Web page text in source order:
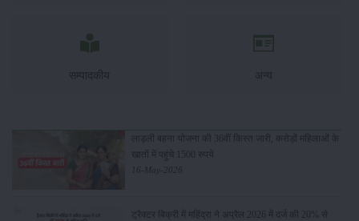
सम्पादकीय अन्य
लाड़ली बहना योजना की 36वीं किस्त जारी, करोड़ों महिलाओं के
खातों में पहुंचे 1500 रुपये
16-May-2026
ट्रैक्टर बिक्री में महिंद्रा ने अप्रैल 2026 में दर्ज की 20% से